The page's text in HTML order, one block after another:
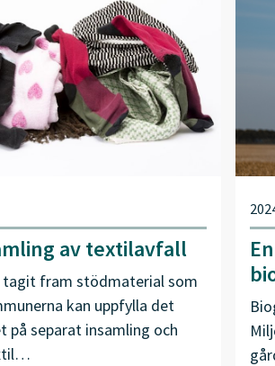
av textilavfall
tagit fram stödmaterial som
kan uppfylla det
på separat insamling och